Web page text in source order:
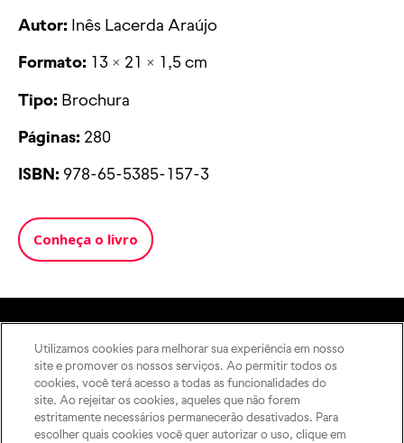
Autor: Inês Lacerda Araújo
Formato: 13 × 21 × 1,5 cm
Tipo: Brochura
Páginas: 280
ISBN: 978-65-5385-157-3
Conheça o livro
Rua Imaculada Conceição,
1155 – Prado Velho,
Curitiba – PR, 80215-901
Das 8h às 17h, de segunda a
A Editora
Como publicar
ODS
Contato
Utilizamos cookies para melhorar sua experiência em nosso
site e promover os nossos serviços. Ao permitir todos os
cookies, você terá acesso a todas as funcionalidades do
site. Ao rejeitar os cookies, aqueles que não forem
estritamente necessários permanecerão desativados. Para
escolher quais cookies você quer autorizar o uso, clique em